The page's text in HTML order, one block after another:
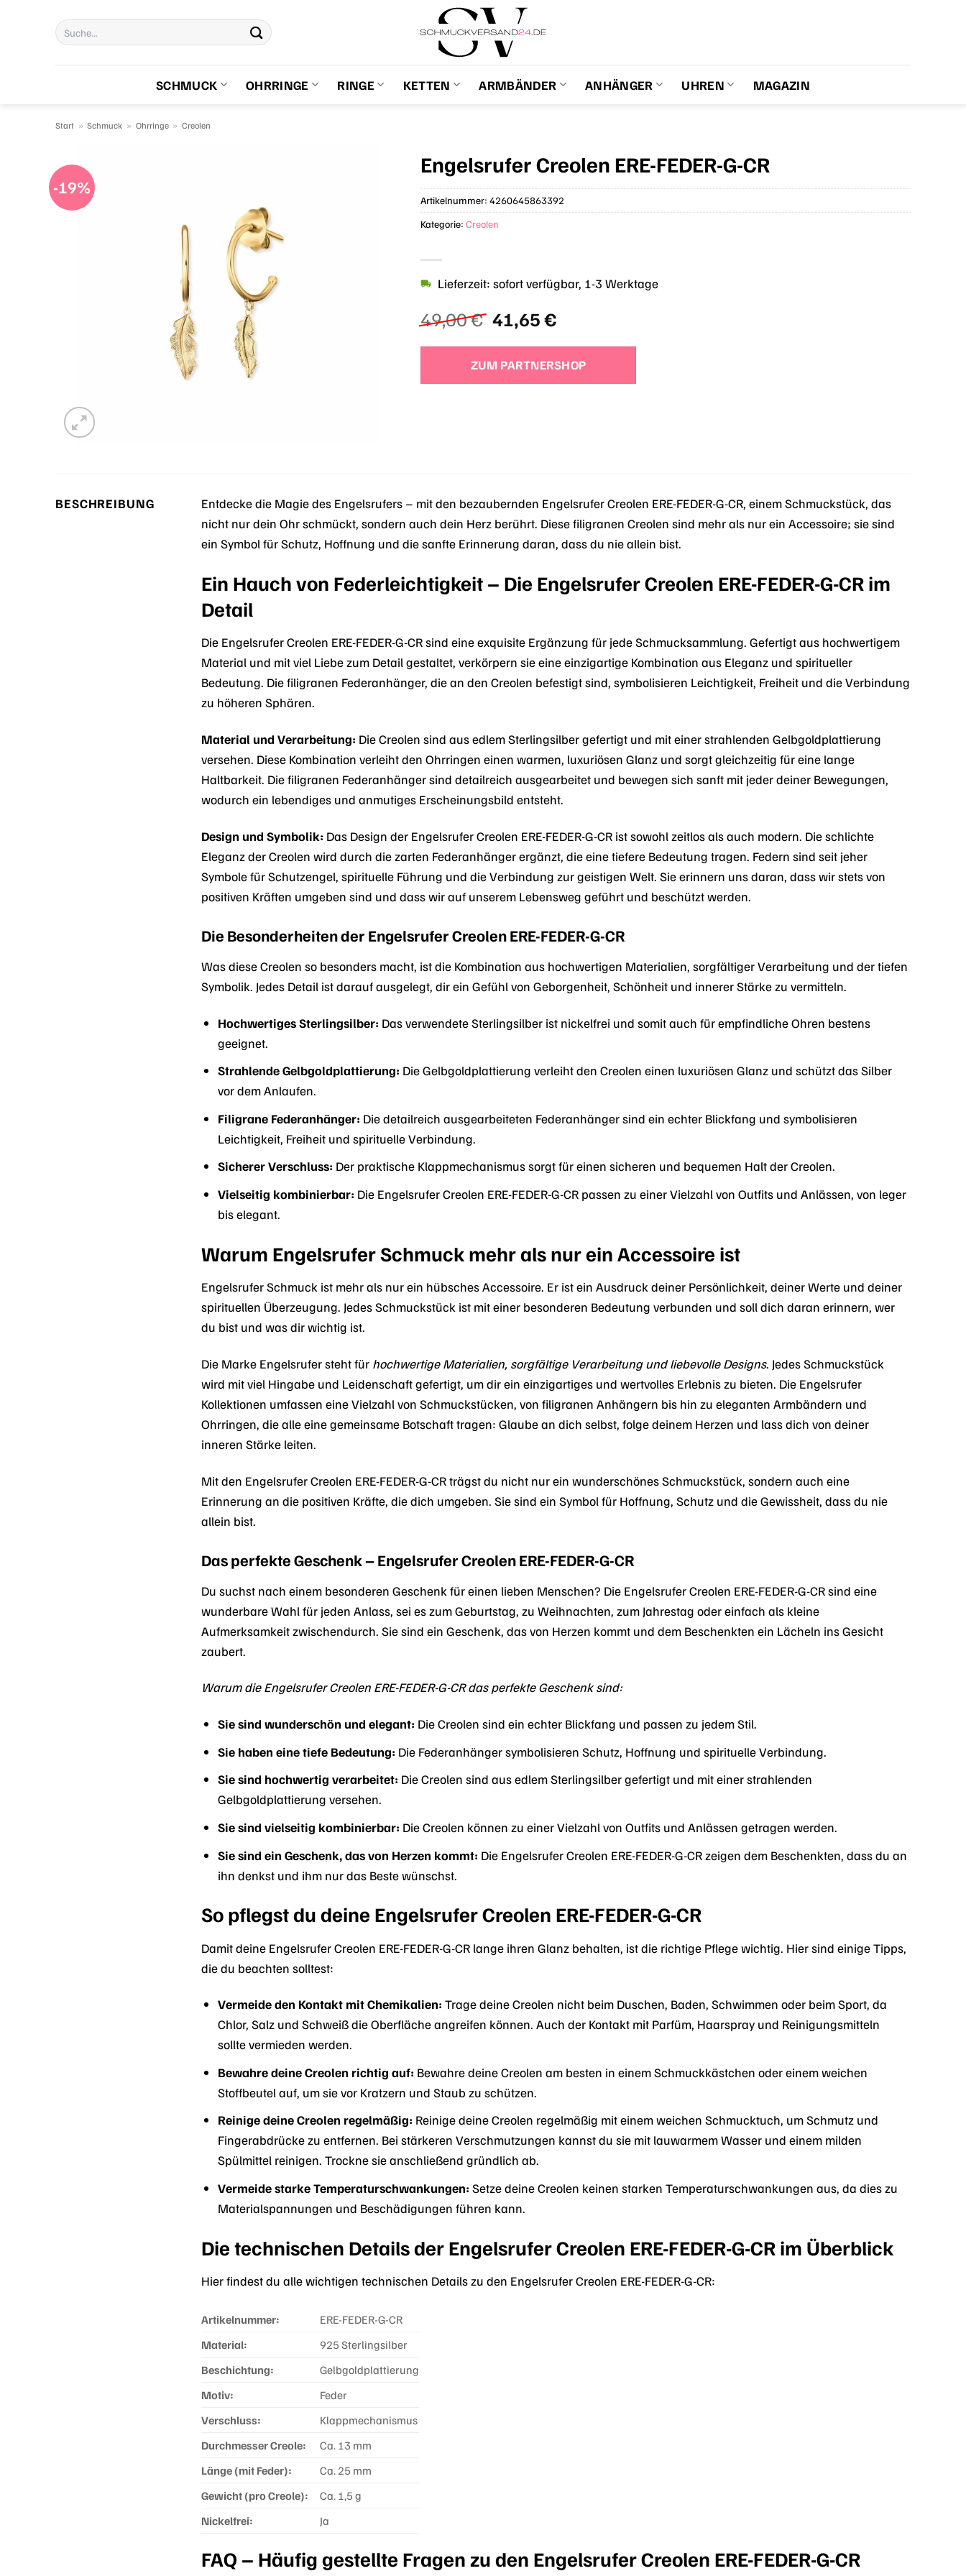
Suchen
nach:
SCHMUCK OHRRINGE RINGE KETTEN ARMBÄNDER ANHÄNGER UHREN MAGAZIN
Start » Schmuck » Ohrringe » Creolen
-19%
Engelsrufer Creolen ERE-FEDER-G-CR
49,00€ Ursprünglicher
Preis
war:
49,00 €
41,65€Aktueller
ist:
41,65 €.
Lieferzeit: sofort verfügbar, 1-3 Werktage
ZUM PARTNERSHOP
Artikelnummer:4260645863392
Kategorie:Creolen
BESCHREIBUNG
Entdecke die Magie des Engelsrufers – mit den bezaubernden Engelsrufer Creolen ERE-FEDER-G-CR, einem Schmuckstück, das
nicht nur dein Ohr schmückt, sondern auch dein Herz berührt. Diese filigranen Creolen sind mehr als nur ein Accessoire; sie sind
ein Symbol für Schutz, Hoffnung und die sanfte Erinnerung daran, dass du nie allein bist.
Ein Hauch von Federleichtigkeit – Die Engelsrufer Creolen ERE-FEDER-G-CR im
Detail
Die Engelsrufer Creolen ERE-FEDER-G-CR sind eine exquisite Ergänzung für jede Schmucksammlung. Gefertigt aus hochwertigem
Material und mit viel Liebe zum Detail gestaltet, verkörpern sie eine einzigartige Kombination aus Eleganz und spiritueller
Bedeutung. Die filigranen Federanhänger, die an den Creolen befestigt sind, symbolisieren Leichtigkeit, Freiheit und die Verbindung
zu höheren Sphären.
Material und Verarbeitung: Die Creolen sind aus edlem Sterlingsilber gefertigt und mit einer strahlenden Gelbgoldplattierung
versehen. Diese Kombination verleiht den Ohrringen einen warmen, luxuriösen Glanz und sorgt gleichzeitig für eine lange
Haltbarkeit. Die filigranen Federanhänger sind detailreich ausgearbeitet und bewegen sich sanft mit jeder deiner Bewegungen,
wodurch ein lebendiges und anmutiges Erscheinungsbild entsteht.
Design und Symbolik: Das Design der Engelsrufer Creolen ERE-FEDER-G-CR ist sowohl zeitlos als auch modern. Die schlichte
Eleganz der Creolen wird durch die zarten Federanhänger ergänzt, die eine tiefere Bedeutung tragen. Federn sind seit jeher
Symbole für Schutzengel, spirituelle Führung und die Verbindung zur geistigen Welt. Sie erinnern uns daran, dass wir stets von
positiven Kräften umgeben sind und dass wir auf unserem Lebensweg geführt und beschützt werden.
Die Besonderheiten der Engelsrufer Creolen ERE-FEDER-G-CR
Was diese Creolen so besonders macht, ist die Kombination aus hochwertigen Materialien, sorgfältiger Verarbeitung und der tiefen
Symbolik. Jedes Detail ist darauf ausgelegt, dir ein Gefühl von Geborgenheit, Schönheit und innerer Stärke zu vermitteln.
Hochwertiges Sterlingsilber: Das verwendete Sterlingsilber ist nickelfrei und somit auch für empfindliche Ohren bestens
geeignet.
Strahlende Gelbgoldplattierung: Die Gelbgoldplattierung verleiht den Creolen einen luxuriösen Glanz und schützt das Silber
vor dem Anlaufen.
Filigrane Federanhänger: Die detailreich ausgearbeiteten Federanhänger sind ein echter Blickfang und symbolisieren
Leichtigkeit, Freiheit und spirituelle Verbindung.
Sicherer Verschluss: Der praktische Klappmechanismus sorgt für einen sicheren und bequemen Halt der Creolen.
Vielseitig kombinierbar: Die Engelsrufer Creolen ERE-FEDER-G-CR passen zu einer Vielzahl von Outfits und Anlässen, von leger
bis elegant.
Warum Engelsrufer Schmuck mehr als nur ein Accessoire ist
Engelsrufer Schmuck ist mehr als nur ein hübsches Accessoire. Er ist ein Ausdruck deiner Persönlichkeit, deiner Werte und deiner
spirituellen Überzeugung. Jedes Schmuckstück ist mit einer besonderen Bedeutung verbunden und soll dich daran erinnern, wer
du bist und was dir wichtig ist.
Die Marke Engelsrufer steht für hochwertige Materialien, sorgfältige Verarbeitung und liebevolle Designs. Jedes Schmuckstück
wird mit viel Hingabe und Leidenschaft gefertigt, um dir ein einzigartiges und wertvolles Erlebnis zu bieten. Die Engelsrufer
Kollektionen umfassen eine Vielzahl von Schmuckstücken, von filigranen Anhängern bis hin zu eleganten Armbändern und
Ohrringen, die alle eine gemeinsame Botschaft tragen: Glaube an dich selbst, folge deinem Herzen und lass dich von deiner
inneren Stärke leiten.
Mit den Engelsrufer Creolen ERE-FEDER-G-CR trägst du nicht nur ein wunderschönes Schmuckstück, sondern auch eine
Erinnerung an die positiven Kräfte, die dich umgeben. Sie sind ein Symbol für Hoffnung, Schutz und die Gewissheit, dass du nie
allein bist.
Das perfekte Geschenk – Engelsrufer Creolen ERE-FEDER-G-CR
Du suchst nach einem besonderen Geschenk für einen lieben Menschen? Die Engelsrufer Creolen ERE-FEDER-G-CR sind eine
wunderbare Wahl für jeden Anlass, sei es zum Geburtstag, zu Weihnachten, zum Jahrestag oder einfach als kleine
Aufmerksamkeit zwischendurch. Sie sind ein Geschenk, das von Herzen kommt und dem Beschenkten ein Lächeln ins Gesicht
zaubert.
Warum die Engelsrufer Creolen ERE-FEDER-G-CR das perfekte Geschenk sind:
Sie sind wunderschön und elegant: Die Creolen sind ein echter Blickfang und passen zu jedem Stil.
Sie haben eine tiefe Bedeutung: Die Federanhänger symbolisieren Schutz, Hoffnung und spirituelle Verbindung.
Sie sind hochwertig verarbeitet: Die Creolen sind aus edlem Sterlingsilber gefertigt und mit einer strahlenden
Gelbgoldplattierung versehen.
Sie sind vielseitig kombinierbar: Die Creolen können zu einer Vielzahl von Outfits und Anlässen getragen werden.
Sie sind ein Geschenk, das von Herzen kommt: Die Engelsrufer Creolen ERE-FEDER-G-CR zeigen dem Beschenkten, dass du an
ihn denkst und ihm nur das Beste wünschst.
So pflegst du deine Engelsrufer Creolen ERE-FEDER-G-CR
Damit deine Engelsrufer Creolen ERE-FEDER-G-CR lange ihren Glanz behalten, ist die richtige Pflege wichtig. Hier sind einige Tipps,
die du beachten solltest:
Vermeide den Kontakt mit Chemikalien: Trage deine Creolen nicht beim Duschen, Baden, Schwimmen oder beim Sport, da
Chlor, Salz und Schweiß die Oberfläche angreifen können. Auch der Kontakt mit Parfüm, Haarspray und Reinigungsmitteln
sollte vermieden werden.
Bewahre deine Creolen richtig auf: Bewahre deine Creolen am besten in einem Schmuckkästchen oder einem weichen
Stoffbeutel auf, um sie vor Kratzern und Staub zu schützen.
Reinige deine Creolen regelmäßig: Reinige deine Creolen regelmäßig mit einem weichen Schmucktuch, um Schmutz und
Fingerabdrücke zu entfernen. Bei stärkeren Verschmutzungen kannst du sie mit lauwarmem Wasser und einem milden
Spülmittel reinigen. Trockne sie anschließend gründlich ab.
Vermeide starke Temperaturschwankungen: Setze deine Creolen keinen starken Temperaturschwankungen aus, da dies zu
Materialspannungen und Beschädigungen führen kann.
Die technischen Details der Engelsrufer Creolen ERE-FEDER-G-CR im Überblick
Hier findest du alle wichtigen technischen Details zu den Engelsrufer Creolen ERE-FEDER-G-CR:
Artikelnummer:
ERE-FEDER-G-CR
Material:
925 Sterlingsilber
Beschichtung:
Gelbgoldplattierung
Motiv:
Feder
Verschluss:
Klappmechanismus
Durchmesser Creole:
Ca. 13 mm
Länge (mit Feder):
Ca. 25 mm
Gewicht (pro Creole):
Ca. 1,5 g
Nickelfrei:
Ja
FAQ – Häufig gestellte Fragen zu den Engelsrufer Creolen ERE-FEDER-G-CR